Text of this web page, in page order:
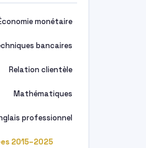
monétaire
bancaires
Relation clientèle
Mathématiques
professionnel
2015–2025